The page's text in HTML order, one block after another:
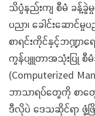
သိပ္ပံနည်းကျ စီမံ ခန့်ခွဲ
ပညာ၊ ခေါင်းဆောင်မှု
စာရင်းကိုင်နှင့်ဘဏ္ဍာ
ကွန်ပျူတာအသုံးပြု စီမံ
(Computerized
ဘာသာရပ်တွေကို စာတွ
ဒီလိုပဲ ဒေသဆိုင်ရာ ဖွံ့ဖြို